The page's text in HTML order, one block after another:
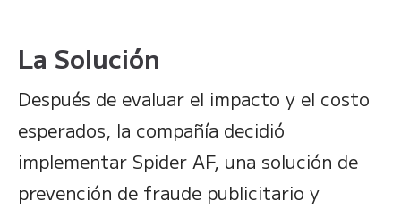
La Solución
Después de evaluar el impacto y el costo
esperados, la compañía decidió
implementar Spider AF, una solución de
prevención de fraude publicitario y